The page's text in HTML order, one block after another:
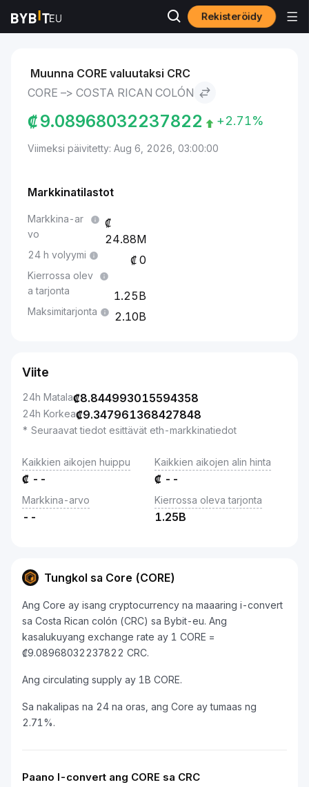
Rekisteröidy
Markkinat Core to Costa Rican colón
Muunna CORE valuutaksi CRC
CORE –> COSTA RICAN COLÓN
₡9.08968032237822 +2.71%
Viimeksi päivitetty: Aug 6, 2026, 03:00:00
Markkinatilastot
Markkina-ar
vo
24.88M
24 h volyymi 0
Kierrossa olev
a tarjonta
1.25B
Maksimitarjonta 2.10B
Viite
24h Matala₡8.844993015594358
24h Korkea₡9.347961368427848
* Seuraavat tiedot esittävät eth-markkinatiedot
Kaikkien aikojen huippu
₡ --
Kaikkien aikojen alin hinta
₡ --
Markkina-arvo
--
Kierrossa oleva tarjonta
1.25B
Tungkol sa Core (CORE)
Ang Core ay isang cryptocurrency na maaaring i-convert
sa Costa Rican colón (CRC) sa Bybit-eu. Ang
kasalukuyang exchange rate ay 1 CORE =
₡9.08968032237822 CRC.
Ang circulating supply ay 1B CORE.
Sa nakalipas na 24 na oras, ang Core ay tumaas ng
2.71%.
Paano I-convert ang CORE sa CRC